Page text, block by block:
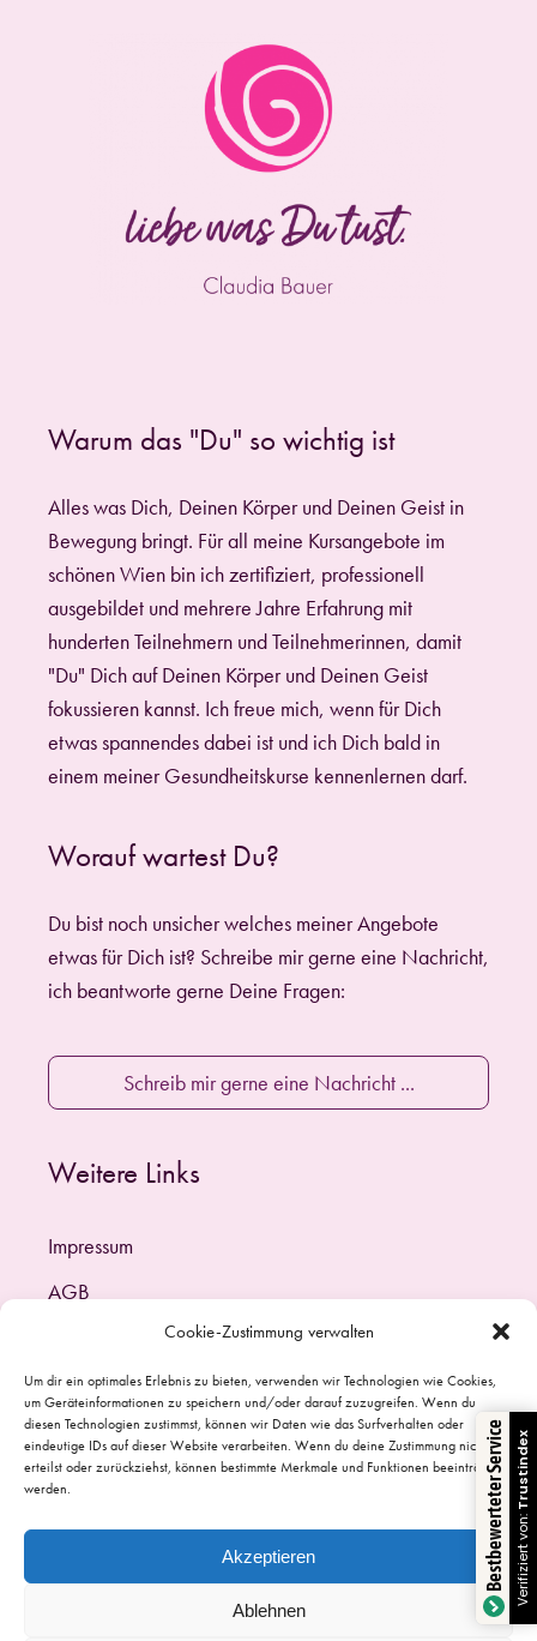
Cookie-Zustimmung verwalten
Um dir ein optimales Erlebnis zu bieten, verwenden wir Technologien wie Cookies,
um Geräteinformationen zu speichern und/oder darauf zuzugreifen. Wenn du
diesen Technologien zustimmst, können wir Daten wie das Surfverhalten oder
eindeutige IDs auf dieser Website verarbeiten. Wenn du deine Zustimmung nicht
erteilst oder zurückziehst, können bestimmte Merkmale und Funktionen beeinträchtigt
werden.
Akzeptieren
Ablehnen
Warum das "Du" so wichtig ist
Alles was Dich, Deinen Körper und Deinen Geist in
Bewegung bringt. Für all meine Kursangebote im
schönen Wien bin ich zertifiziert, professionell
ausgebildet und mehrere Jahre Erfahrung mit
hunderten Teilnehmern und Teilnehmerinnen, damit
"Du" Dich auf Deinen Körper und Deinen Geist
fokussieren kannst. Ich freue mich, wenn für Dich
etwas spannendes dabei ist und ich Dich bald in
einem meiner Gesundheitskurse kennenlernen darf.
Worauf wartest Du?
Du bist noch unsicher welches meiner Angebote
etwas für Dich ist? Schreibe mir gerne eine Nachricht,
ich beantworte gerne Deine Fragen:
Schreib mir gerne eine Nachricht ...
Weitere Links
Impressum
AGB
Haftungsausschluss
Datenschutzerklärung (EU)
Cookie-Richtlinie (EU)
© Copyright 2026 | Alle Rechte vorbehalten
Bestbewerteter ServiceVerifiziert von:
Trustindex